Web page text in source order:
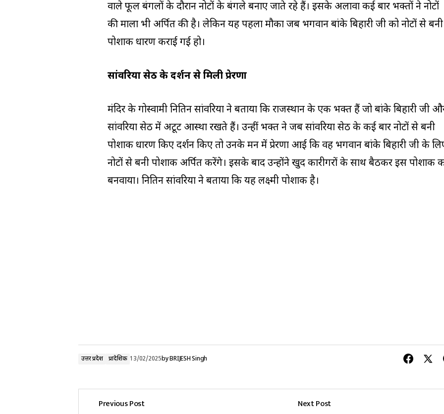
वाले फूल बंगलों के दौरान नोटों के बंगले बनाए जाते रहे हैं। इसके अलावा कई बार भक्तों ने नोटों
की माला भी अर्पित की है। लेकिन यह पहला मौका जब भगवान बांके बिहारी जी को नोटों से बनी
पोशाक धारण कराई गई हो।
सांवरिया सेठ के दर्शन से मिली प्रेरणा
मंदिर के गोस्वामी नितिन सांवरिया ने बताया कि राजस्थान के एक भक्त हैं जो बांके बिहारी जी
सांवरिया सेठ में अटूट आस्था रखते हैं। उन्हीं भक्त ने जब सांवरिया सेठ के कई बार नोटों से बनी
पोशाक धारण किए दर्शन किए तो उनके मन में प्रेरणा आई कि वह भगवान बांके बिहारी जी के
नोटों से बनी पोशाक अर्पित करेंगे। इसके बाद उन्होंने खुद कारीगरों के साथ बैठकर इस पोशाक
बनवाया। नितिन सांवरिया ने बताया कि यह लक्ष्मी पोशाक है।
उत्तर प्रदेश प्रादेशिक 13/02/2025byBRIJESH Singh
Previous Post
Next Post